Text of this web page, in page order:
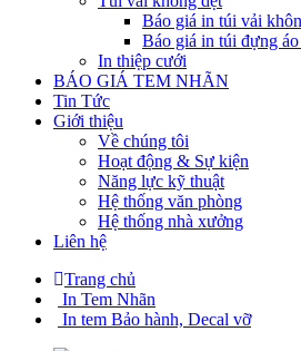
Báo giá in túi vải
Báo giá in túi đựng áo
In thiệp cưới
BÁO GIÁ TEM NHÃN
Tin Tức
Giới thiệu
Về chúng tôi
Hoạt động & Sự kiện
Năng lực kỹ thuật
Hệ thống văn phòng
Hệ thống nhà xưởng
Liên hệ
Trang chủ
In Tem Nhãn
In tem Bảo hành, Decal vỡ